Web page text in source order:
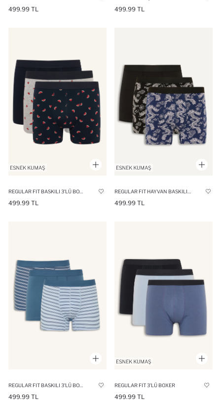
499.99 TL 499.99 TL
499.99 TL 499.99 TL
499.99 TL
REGULAR FIT 3'LÜ BOXER
499.99 TL